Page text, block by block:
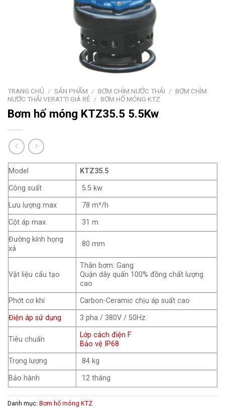
TRANG CHỦ / SẢN PHẨM / BƠM CHÌM NƯỚC THẢI / BƠM CHÌM
NƯỚC THẢI VERATTI GIÁ RẺ / BƠM HỐ MÓNG KTZ
Bơm hố móng KTZ35.5 5.5Kw
Model
KTZ35.5
Công suất
5.5 kw
Lưu lượng max
78 m³/h
Cột áp max
31 m
Đường kính họng
xả
80 mm
Vật liệu cấu tạo
Thân bơm: Gang
Quận dây quấn 100% đồng chất lượng
cao
Phớt cơ khí
Carbon-Ceramic chịu áp suất cao
Điện áp sử dụng
3 pha / 380V / 50Hz
Tiêu chuẩn
Lớp cách điện F
Bảo vệ IP68
Trọng lượng
84 kg
Bảo hành
12 tháng
Danh mục: Bơm hố móng KTZ